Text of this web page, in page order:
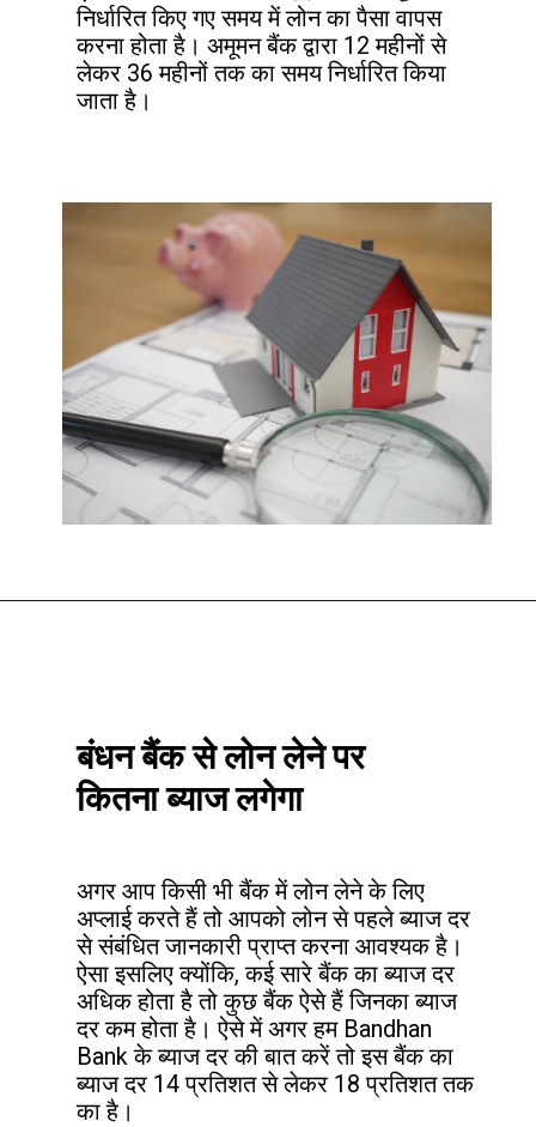
निर्धारित किए गए समय में लोन का पैसा वापस
करना होता है। अमूमन बैंक द्वारा 12 महीनों से
लेकर 36 महीनों तक का समय निर्धारित किया
जाता है।
बंधन बैंक से लोन लेने पर
कितना ब्याज लगेगा
अगर आप किसी भी बैंक में लोन लेने के लिए
अप्लाई करते हैं तो आपको लोन से पहले ब्याज दर
से संबंधित जानकारी प्राप्त करना आवश्यक है।
ऐसा इसलिए क्योंकि, कई सारे बैंक का ब्याज दर
अधिक होता है तो कुछ बैंक ऐसे हैं जिनका ब्याज
दर कम होता है। ऐसे में अगर हम Bandhan
Bank के ब्याज दर की बात करें तो इस बैंक का
ब्याज दर 14 प्रतिशत से लेकर 18 प्रतिशत तक
का है।